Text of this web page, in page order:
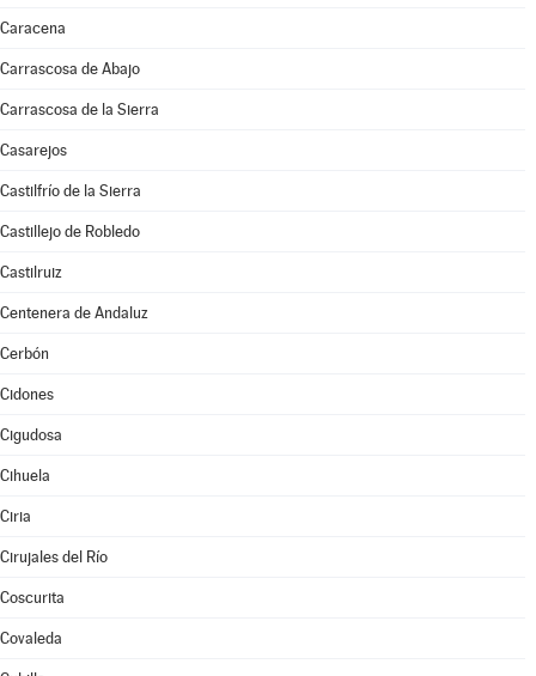
Caracena
Carrascosa de Abajo
Carrascosa de la Sierra
Casarejos
Castilfrío de la Sierra
Castillejo de Robledo
Castilruiz
Centenera de Andaluz
Cerbón
Cidones
Cigudosa
Cihuela
Ciria
Cirujales del Río
Coscurita
Covaleda